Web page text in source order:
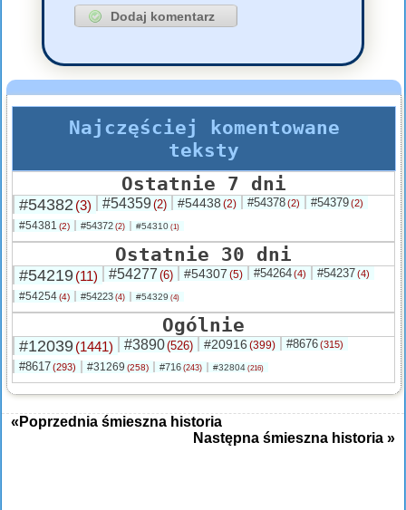
Najczęściej komentowane
teksty
Ostatnie 7 dni
#54382 (3) #54359(2) #54438 (2) #54378(2) #54379(2)
#54381 (2) #54372 (2) #54310 (1)
Ostatnie 30 dni
#54219(11) #54277 (6) #54307 (5) #54264(4) #54237(4)
#54254(4) #54223 (4) #54329 (4)
Ogólnie
#12039(1441) #3890(526) #20916 (399) #8676(315)
#8617(293) #31269 (258) #716 (243) #32804 (216)
«Poprzednia śmieszna historia
Następna śmieszna historia »